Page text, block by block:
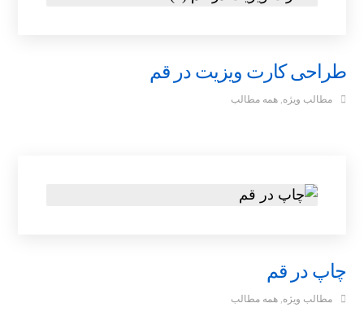
طراحی کارت ویزیت در قم
مطالب ویژه,همه مطالب
چاپ در قم
مطالب ویژه,همه مطالب